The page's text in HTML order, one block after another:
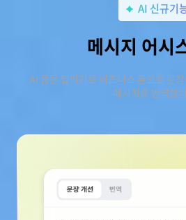
AI 신규기
메시지 어시
AI 품은 입력기로 비즈니스 톤으로 문
메시지를 번역합